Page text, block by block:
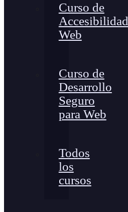
Curso de
Accesibilidad
Web
Curso de
Desarrollo
Seguro
para Web
Todos
los
cursos